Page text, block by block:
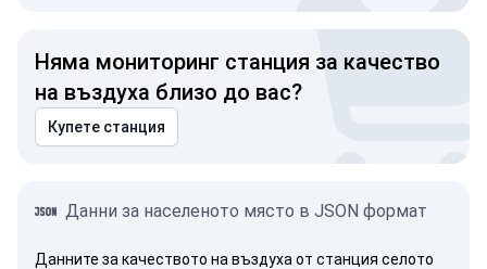
Няма мониторинг станция за качество
на въздуха близо до вас?
Купете станция
Данни за населеното място в JSON формат
Данните за качеството на въздуха от станция селото